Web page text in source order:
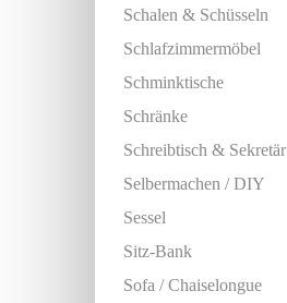
Schalen & Schüsseln
Schlafzimmermöbel
Schminktische
Schränke
Schreibtisch & Sekretär
Selbermachen / DIY
Sessel
Sitz-Bank
Sofa / Chaiselongue